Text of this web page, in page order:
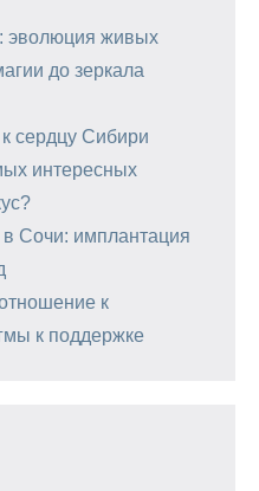
эволюция живых
до зеркала
сердцу Сибири
интересных
в Сочи: имплантация
к
к поддержке